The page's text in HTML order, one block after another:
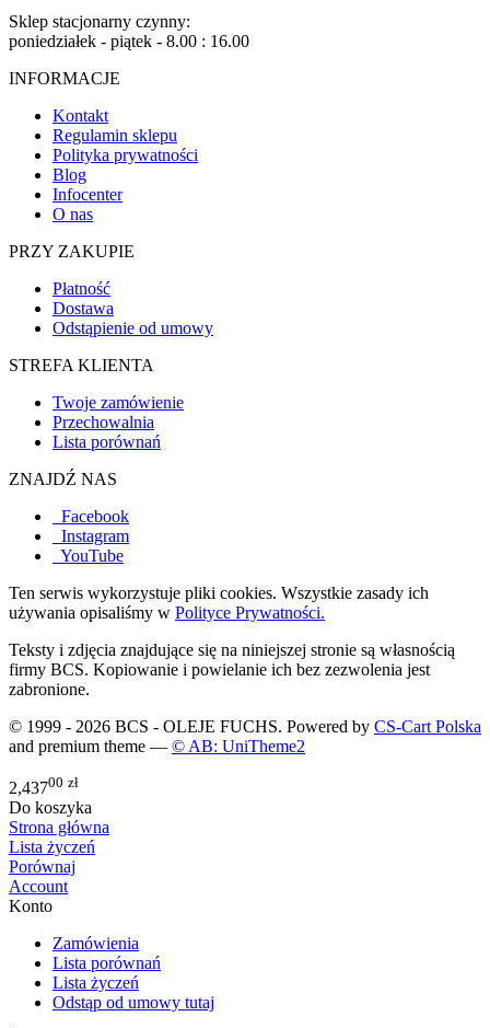
Sklep stacjonarny czynny:
poniedziałek - piątek - 8.00 : 16.00
INFORMACJE
Kontakt
Regulamin sklepu
Polityka prywatności
Blog
Infocenter
O nas
PRZY ZAKUPIE
Płatność
Dostawa
Odstąpienie od umowy
STREFA KLIENTA
Twoje zamówienie
Przechowalnia
Lista porównań
ZNAJDŹ NAS
Facebook
Instagram
YouTube
Ten serwis wykorzystuje pliki cookies. Wszystkie zasady ich
używania opisaliśmy w Polityce Prywatności.
Teksty i zdjęcia znajdujące się na niniejszej stronie są własnością
firmy BCS. Kopiowanie i powielanie ich bez zezwolenia jest
zabronione.
© 1999 - 2026 BCS - OLEJE FUCHS. Powered by CS-Cart Polska
and premium theme — © AB: UniTheme2
2,43700 zł
Do koszyka
Strona główna
Lista życzeń
Porównaj
Account
Konto
Zamówienia
Lista porównań
Lista życzeń
Odstąp od umowy tutaj